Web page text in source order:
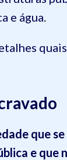
e água.
que
e que